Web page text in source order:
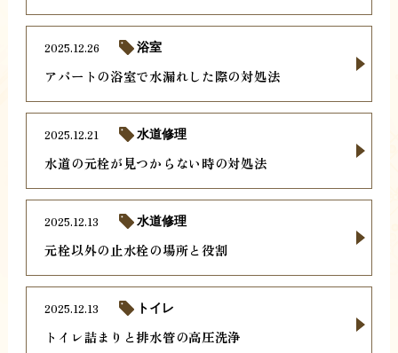
アパートの浴室で水漏れした際の対処法
2025.12.26 浴室
水道の元栓が見つからない時の対処法
2025.12.21 水道修理
元栓以外の止水栓の場所と役割
2025.12.13 水道修理
トイレ詰まりと排水管の高圧洗浄
2025.12.13 トイレ